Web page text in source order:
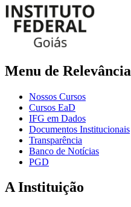
Menu de Relevância
Nossos Cursos
Cursos EaD
IFG em Dados
Documentos Institucionais
Transparência
Banco de Notícias
PGD
A Instituição